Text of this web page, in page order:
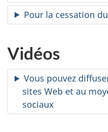
Pour la cessation
Vidéos
Vous pouvez
sites Web et au
sociaux